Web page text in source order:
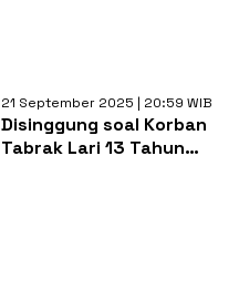
21 September 2025 | 20:59 WIB
Disinggung soal Korban
Tabrak Lari 13 Tahun